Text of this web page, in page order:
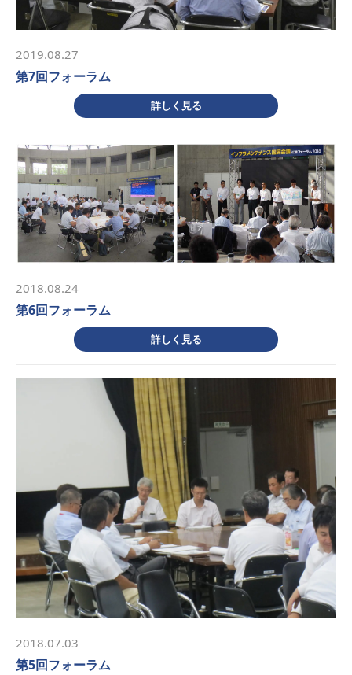
2019.08.27
第7回フォーラム
詳しく見る
2018.08.24
第6回フォーラム
詳しく見る
2018.07.03
第5回フォーラム